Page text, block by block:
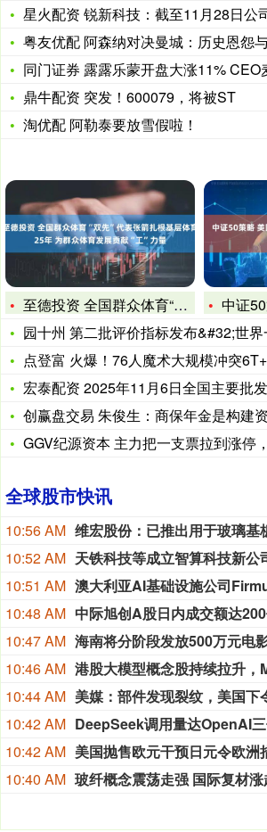
星火配资 锐新科技：截至11月28日公
粤友优配 阿森纳对决曼城：历史恩怨
同门证券 露露乐蒙开盘大涨11%
鼎牛配资 突发！600079，将被ST
淘优配 阿勒泰要放雪假啦！
至德投资 全国群众体育“双先”代表张箭扎根基层体育25年&a
中证50策略 美
园十州 第二批评价指标发布&#32;世
点登富 火爆！76人魔术大规模冲突
宏泰配资 2025年11月6日全国主要批
创赢盘交易 朱俊生：商保年金是构建资产型
GGV纪源资本 主力把一支票拉到涨停，
全球股市快讯
10:56 AM
10:52 AM 天铁科技等成立智算科技新公
10:51 AM
10:48 AM 中际旭创A股日内成交额达200
10:47 AM 海南将分阶段发放500万元电
10:46 AM
10:44 AM
10:42 AM
10:42 AM 美国抛售欧元干预日元令欧洲
10:40 AM 玻纤概念震荡走强 国际复材